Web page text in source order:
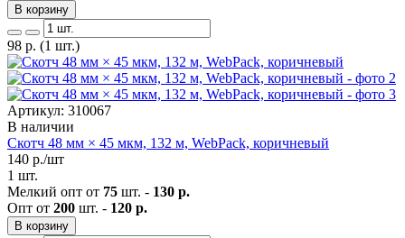
В корзину
98 р. (1 шт.)
Артикул: 310067
В наличии
Скотч 48 мм × 45 мкм, 132 м, WebPack, коричневый
140 р./шт
1 шт.
Мелкий опт от 75 шт. - 130 р.
Опт от 200 шт. - 120 р.
В корзину